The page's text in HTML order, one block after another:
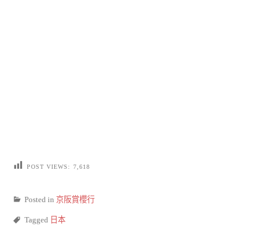
POST VIEWS: 7,618
Posted in 京阪賞櫻行
Tagged 日本